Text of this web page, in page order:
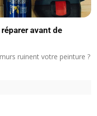
avant de
ruinent votre peinture ?